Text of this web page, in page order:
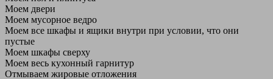
Моем двери
Моем мусорное ведро
Моем все шкафы и ящики внутри при условии, что они
пустые
Моем шкафы сверху
Моем весь кухонный гарнитур
Отмываем жировые отложения